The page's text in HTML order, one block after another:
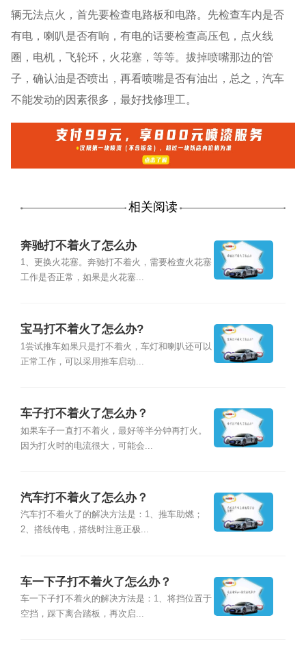
辆无法点火，首先要检查电路板和电路。先检查车内是否
有电，喇叭是否有响，有电的话要检查高压包，点火线
圈，电机，飞轮环，火花塞，等等。拔掉喷嘴那边的管
子，确认油是否喷出，再看喷嘴是否有油出，总之，汽车
不能发动的因素很多，最好找修理工。
相关阅读
奔驰打不着火了怎么办
1、更换火花塞。奔驰打不着火，需要检查火花塞
工作是否正常，如果是火花塞...
宝马打不着火了怎么办?
1尝试推车如果只是打不着火，车灯和喇叭还可以
正常工作，可以采用推车启动...
车子打不着火了怎么办？
如果车子一直打不着火，最好等半分钟再打火。
因为打火时的电流很大，可能会...
汽车打不着火了怎么办？
汽车打不着火了的解决方法是：1、推车助燃；
2、搭线传电，搭线时注意正极...
车一下子打不着火了怎么办？
车一下子打不着火的解决方法是：1、将挡位置于
空挡，踩下离合踏板，再次启...